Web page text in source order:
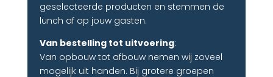
geselecteerde producten en stemmen de
lunch af op jouw gasten.
Van bestelling tot uitvoering:
Van opbouw tot afbouw nemen wij zoveel
mogelijk uit handen. Bij grotere groepen